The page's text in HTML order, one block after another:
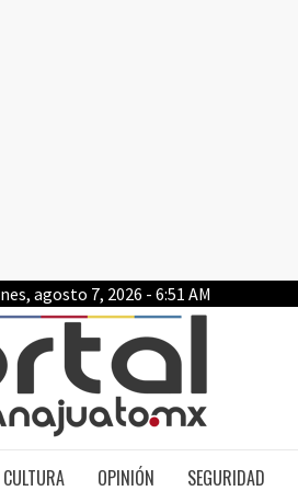
agosto 7, 2026 - 6:51 AM
OPINIÓN SEGURIDAD